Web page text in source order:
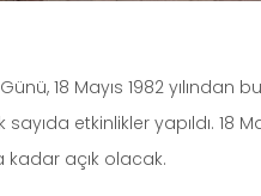
18 Mayıs 1982
etkinlikler yapıldı. 18
kadar açık olacak.